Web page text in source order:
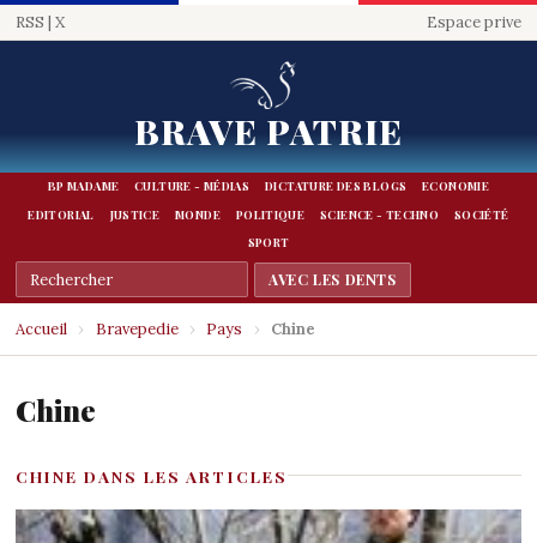
RSS | X Espace prive
BRAVE PATRIE
BP MADAME CULTURE - MÉDIAS DICTATURE DES BLOGS
ECONOMIE
EDITORIAL
JUSTICE MONDE POLITIQUE SCIENCE - TECHNO
SOCIÉTÉ
SPORT
Accueil › Bravepedie › Pays › Chine
Chine
CHINE DANS LES ARTICLES